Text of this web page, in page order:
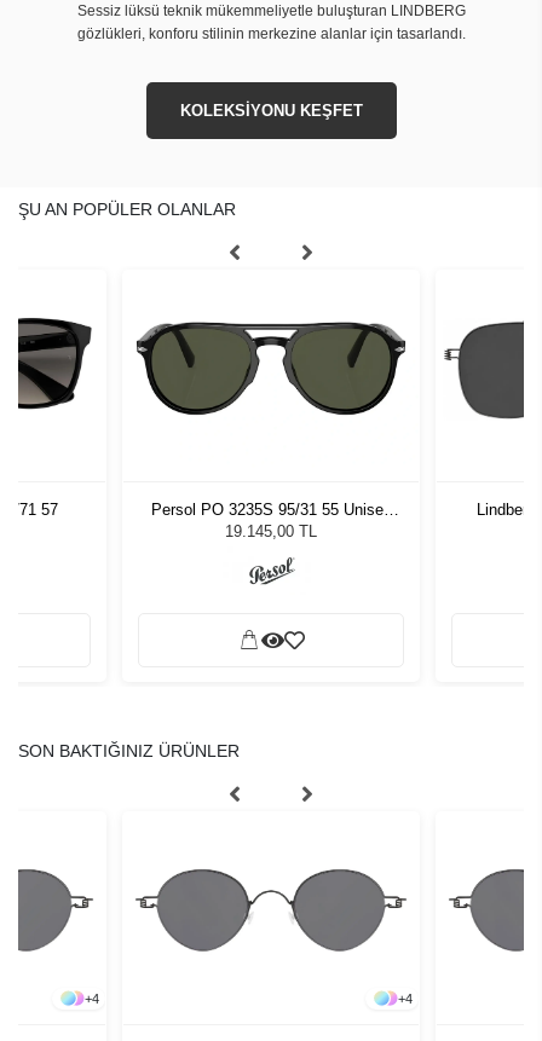
Sessiz lüksü teknik mükemmeliyetle buluşturan LINDBERG
gözlükleri, konforu stilinin merkezine alanlar için tasarlandı.
KOLEKSİYONU KEŞFET
ŞU AN POPÜLER OLANLAR
71 57
Persol PO 3235S 95/31 55 Unisex
Güneş Gözlüğü
19.145,00 TL
SON BAKTIĞINIZ ÜRÜNLER
+4 +4